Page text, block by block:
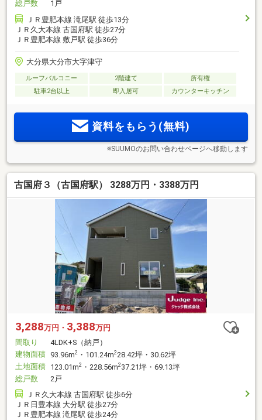
総戸数
1戸
ＪＲ豊肥本線 滝尾駅 徒歩13分
ＪＲ久大本線 古国府駅 徒歩27分
ＪＲ豊肥本線 敷戸駅 徒歩36分
大分県大分市大字津守
ルーフバルコニー 2階建て
所有権
駐車2台以上
即入居可 カウンターキッチン
資料をもらう(無料)
※SUUMOのお問い合わせページへ移動します
古国府３（古国府駅） 3288万円・3388万円
3,288万円・ 3,388万円
間取り
4LDK+S（納戸）
建物面積 93.96m2 ・101.24m2 28.42坪・30.62坪
土地面積 123.01m2 ・228.56m2 37.21坪・69.13坪
総戸数
2戸
ＪＲ久大本線 古国府駅 徒歩6分
ＪＲ日豊本線 大分駅 徒歩27分
ＪＲ豊肥本線 滝尾駅 徒歩24分